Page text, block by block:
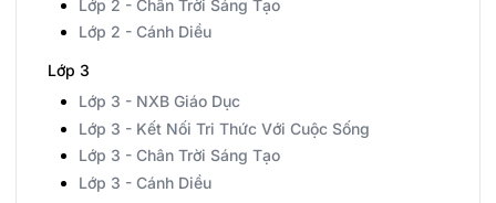
Lớp 2 - Chân Trời Sáng Tạo
Lớp 2 - Cánh Diều
Lớp 3
Lớp 3 - NXB Giáo Dục
Lớp 3 - Kết Nối Tri Thức Với Cuộc Sống
Lớp 3 - Chân Trời Sáng Tạo
Lớp 3 - Cánh Diều